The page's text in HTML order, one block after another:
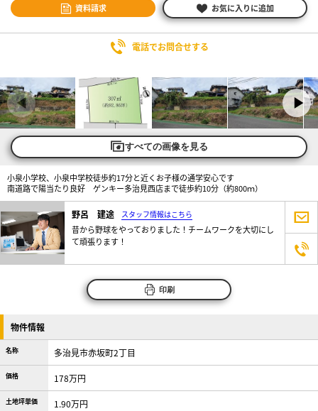
資料請求 お気に入りに追加
電話でお問合せする
すべての画像を見る
小泉小学校、小泉中学校徒歩約17分と近くお子様の通学安心です
南道路で陽当たり良好 ゲンキー多治見西店まで徒歩約10分（約800ｍ）
野呂 建途 スタッフ情報はこちら
昔から野球をやっておりました！チームワークを大切にし
て頑張ります！
印刷
物件情報
名称 多治見市赤坂町2丁目
価格 178万円
土地坪単価 1.90万円